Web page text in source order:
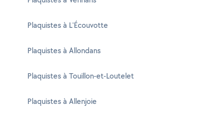
Plaquistes à L'Écouvotte
Plaquistes à Allondans
Plaquistes à Touillon-et-Loutelet
Plaquistes à Allenjoie